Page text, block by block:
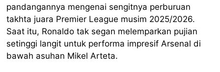
pandangannya mengenai sengitnya perburuan
takhta juara Premier League musim 2025/2026.
Saat itu, Ronaldo tak segan melemparkan pujian
setinggi langit untuk performa impresif Arsenal di
bawah asuhan Mikel Arteta.